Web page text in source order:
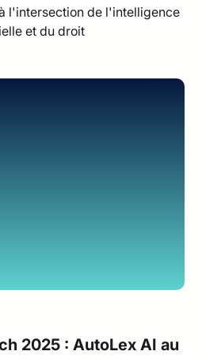
l'intersection de l'intelligence
et du droit
2025 : AutoLex AI au